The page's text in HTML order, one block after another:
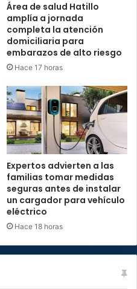
Área de salud Hatillo
amplía a jornada
completa la atención
domiciliaria para
embarazos de alto riesgo
Hace 17 horas
Expertos advierten a las
familias tomar medidas
seguras antes de instalar
un cargador para vehículo
eléctrico
Hace 18 horas